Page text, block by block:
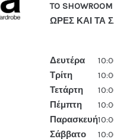
TO
ΩΡΕΣ ΚΑΙ ΤΑ
Δευτέρα
Τρίτη
Τετάρτη
Πέμπτη
Παρασκευή
Σάββατο